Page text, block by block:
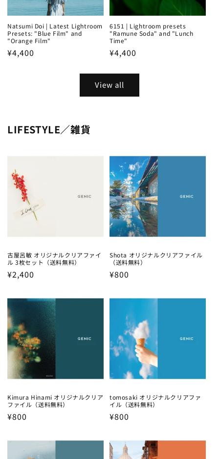
Natsumi Doi | Latest Lightroom
Presets: "Blue Film" and
"Orange Film"
Regular
¥4,400
6151 | Lightroom presets
"Ramune Soda" and "Lunch
Time"
Regular
¥4,400
View all
LIFESTYLE／雑貨
古屋呂敏 オリジナルクリアファイ
ル 3枚セット（送料無料）
Regular
¥2,400
Shota オリジナルクリアファイル
（送料無料）
Regular
¥800
Kimura Hinami オリジナルクリア
ファイル（送料無料）
Regular
¥800
tomosaki オリジナルクリアファ
イル（送料無料）
Regular
¥800